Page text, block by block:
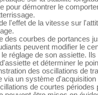
pour démontrer le
l'effet de la vitesse sur
des courbes de portances
peuvent modifier le
le réglage de son assiette.
et déterminer le
des oscillations de
via un système
de courtes périodes